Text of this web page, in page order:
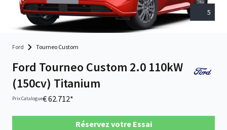
5
Ford Tourneo Custom
Ford Tourneo Custom 2.0 110kW
(150cv) Titanium
Prix Catalogue€ 62.712*
Réservez votre Essai